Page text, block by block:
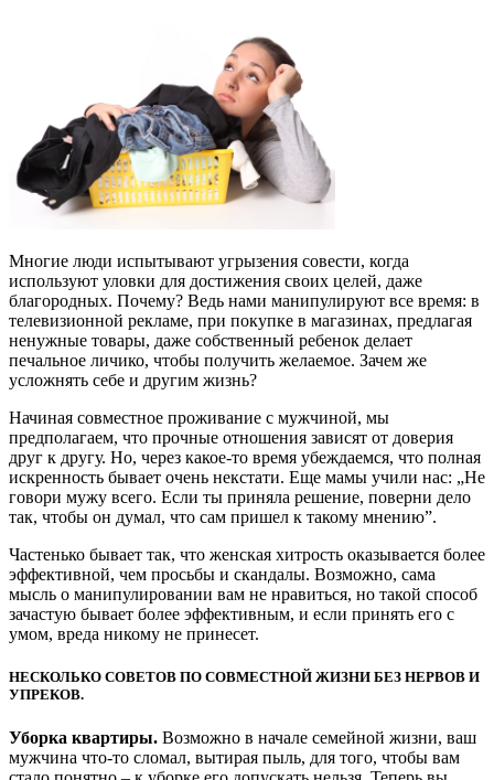
Многие люди испытывают угрызения совести, когда
используют уловки для достижения своих целей, даже
благородных. Почему? Ведь нами манипулируют все время: в
телевизионной рекламе, при покупке в магазинах, предлагая
ненужные товары, даже собственный ребенок делает
печальное личико, чтобы получить желаемое. Зачем же
усложнять себе и другим жизнь?
Начиная совместное проживание с мужчиной, мы
предполагаем, что прочные отношения зависят от доверия
друг к другу. Но, через какое-то время убеждаемся, что полная
искренность бывает очень некстати. Еще мамы учили нас: „Не
говори мужу всего. Если ты приняла решение, поверни дело
так, чтобы он думал, что сам пришел к такому мнению”.
Частенько бывает так, что женская хитрость оказывается более
эффективной, чем просьбы и скандалы. Возможно, сама
мысль о манипулировании вам не нравиться, но такой способ
зачастую бывает более эффективным, и если принять его с
умом, вреда никому не принесет.
НЕСКОЛЬКО СОВЕТОВ ПО СОВМЕСТНОЙ ЖИЗНИ БЕЗ НЕРВОВ И
УПРЕКОВ.
Уборка квартиры. Возможно в начале семейной жизни, ваш
мужчина что-то сломал, вытирая пыль, для того, чтобы вам